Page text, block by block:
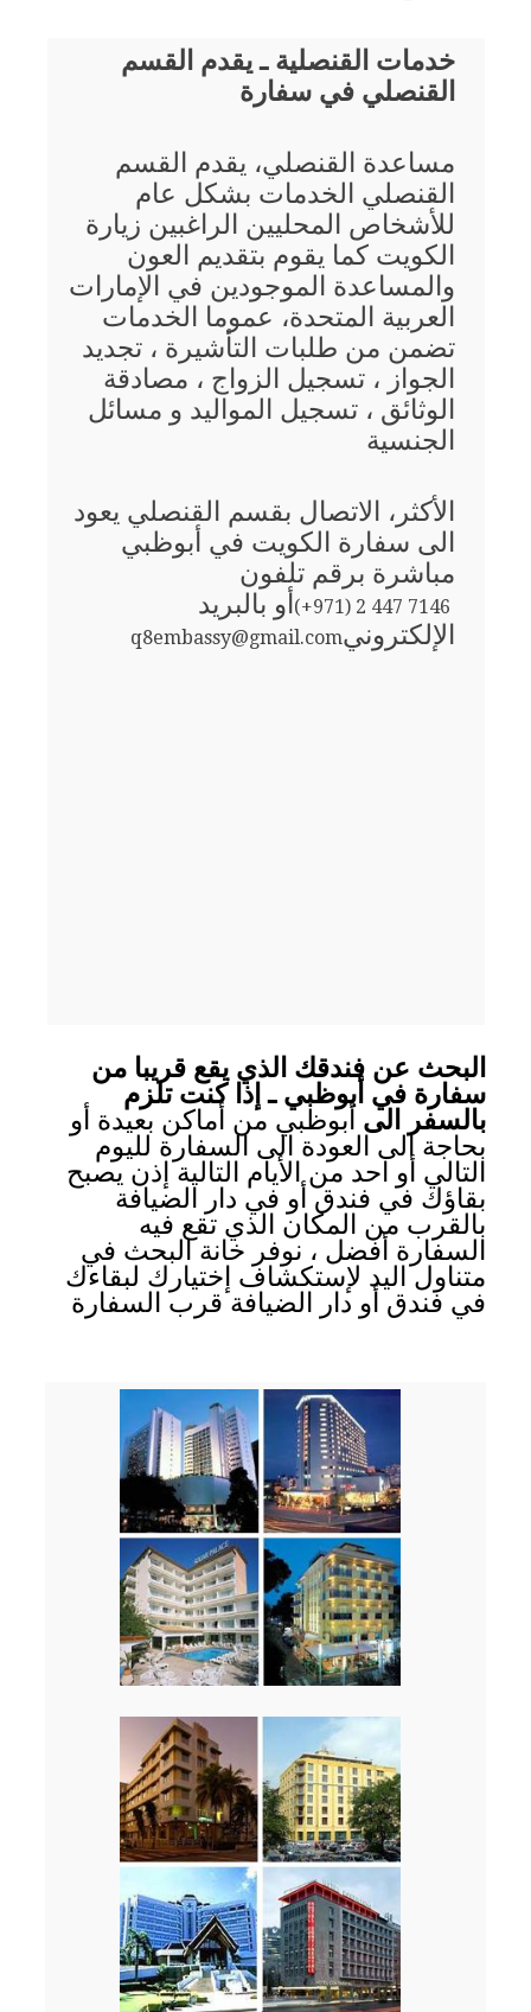
خدمات القنصلية ـ يقدم القسم
القنصلي في سفارة
مساعدة القنصلي، يقدم القسم
القنصلي الخدمات بشكل عام
للأشخاص المحليين الراغبين زيارة
الكويت كما يقوم بتقديم العون
والمساعدة الموجودين في الإمارات
العربية المتحدة، عموما الخدمات
تضمن من طلبات التأشيرة ، تجديد
الجواز ، تسجيل الزواج ، مصادقة
الوثائق ، تسجيل المواليد و مسائل
الجنسية
الأكثر، الاتصال بقسم القنصلي يعود
الى سفارة الكويت في أبوظبي
مباشرة برقم تلفون
(+971) 2 447 7146أو بالبريد
الإلكترونيq8embassy@gmail.com
البحث عن فندقك الذي يقع قريبا من
سفارة في أبوظبي ـ إذا كنت تلزم
بالسفر الى أبوظبي من أماكن بعيدة أو
بحاجة الى العودة الى السفارة لليوم
التالي أو احد من الأيام التالية إذن يصبح
بقاؤك في فندق أو في دار الضيافة
بالقرب من المكان الذي تقع فيه
السفارة أفضل ، نوفر خانة البحث في
متناول اليد لإستكشاف إختيارك لبقاءك
في فندق أو دار الضيافة قرب السفارة